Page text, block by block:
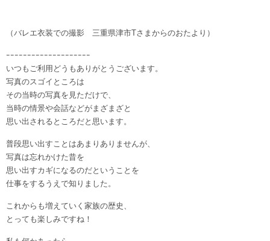
（バレエ衣装での撮影 三重県津市Tさまからのおたより）
ｰｰｰｰｰｰｰｰｰｰｰｰｰｰｰｰｰｰｰｰ
いつもご利用どうもありがとうございます。
写真のスゴイところは
その当時の写真を見ただけで、
当時の情景や会話などがまざまざと
思い出されるところだと思います。
普段思い出すことはあまりありませんが、
写真は忘れかけた昔を
思い出すカギになるのだということを
仕事をするうえで知りました。
これからも増えていく家族の歴史、
とっても楽しみですね！